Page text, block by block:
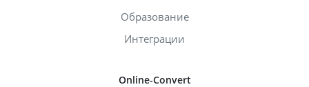
Образование
Интеграции
Online-Convert